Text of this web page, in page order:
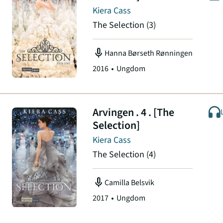
Kiera Cass
The Selection (3)
mic Hanna Børseth Rønningen
2016
Ungdom
Arvingen . 4 . [The
Selection]
Kiera Cass
The Selection (4)
mic Camilla Belsvik
2017
Ungdom